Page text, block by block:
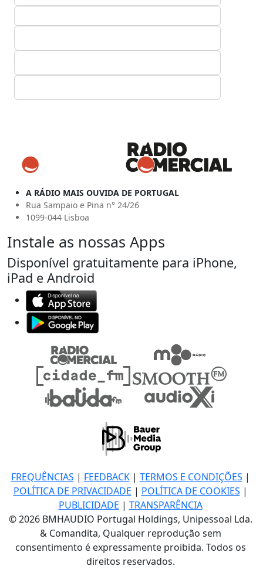
A RÁDIO MAIS OUVIDA DE PORTUGAL
Rua Sampaio e Pina n° 24/26
1099-044 Lisboa
Instale as nossas Apps
Disponível gratuitamente para iPhone,
iPad e Android
FREQUÊNCIAS | FEEDBACK| TERMOS E CONDIÇÕES |
POLÍTICA DE PRIVACIDADE | POLÍTICA DE COOKIES |
PUBLICIDADE | TRANSPARÊNCIA
© 2026 BMHAUDIO Portugal Holdings, Unipessoal Lda.
& Comandita, Qualquer reprodução sem
consentimento é expressamente proibida. Todos os
direitos reservados.